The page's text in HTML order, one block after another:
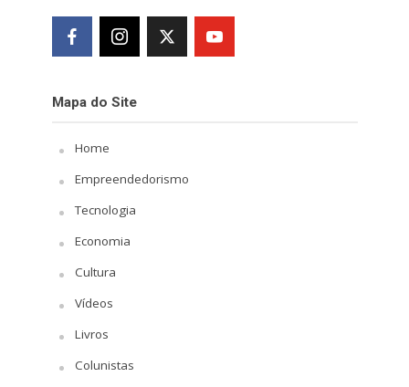
Mapa do Site
Home
Empreendedorismo
Tecnologia
Economia
Cultura
Vídeos
Livros
Colunistas